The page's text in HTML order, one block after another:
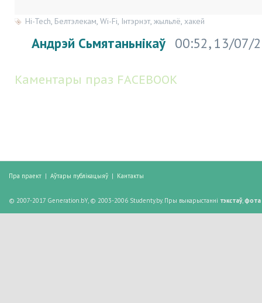
Hi-Tech Белтэлекам Wi-Fi Інтэрнэт жыльлё хакей
Андрэй Сьмятаньнікаў 00:52, 13/07/
Каментары праз FACEBOOK
Пра праект | Аўтары публікацыяў | Кантакты
© 2007-2017 Generation.bY, © 2003-2006 Studenty.by. Пры выкарыстанні тэкстаў, фота